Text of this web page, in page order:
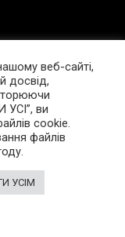
веб-сайті,
досвід,
УСІ”, ви
cookie.
файлів
УСІМ